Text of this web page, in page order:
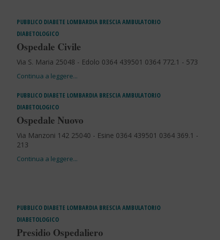
PUBBLICO DIABETE LOMBARDIA BRESCIAAMBULATORIO
DIABETOLOGICO
Ospedale Civile
Via S. Maria 25048 - Edolo 0364 439501 0364 772.1 - 573
PUBBLICO DIABETE LOMBARDIA BRESCIAAMBULATORIO
DIABETOLOGICO
Ospedale Nuovo
Via Manzoni 142 25040 - Esine 0364 439501 0364 369.1 -
213
PUBBLICO DIABETE LOMBARDIA BRESCIAAMBULATORIO
DIABETOLOGICO
Presidio Ospedaliero